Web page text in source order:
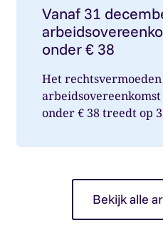
Vanaf 31
onder € 38
Het
onder € 38 treedt op
Bekijk alle